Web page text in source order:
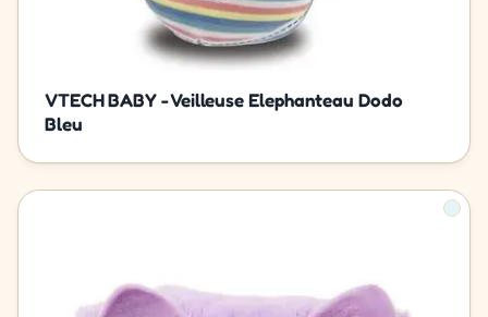
VTECH BABY - Veilleuse Elephanteau Dodo
Bleu